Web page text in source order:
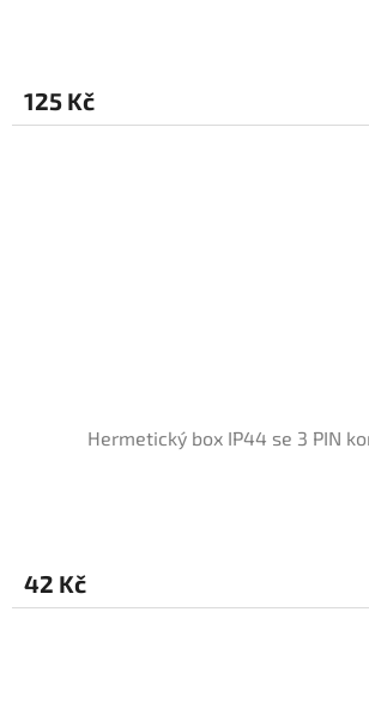
je
3,8
125 Kč
Hermetický box IP44 se 3 PIN
je
5,0
42 Kč